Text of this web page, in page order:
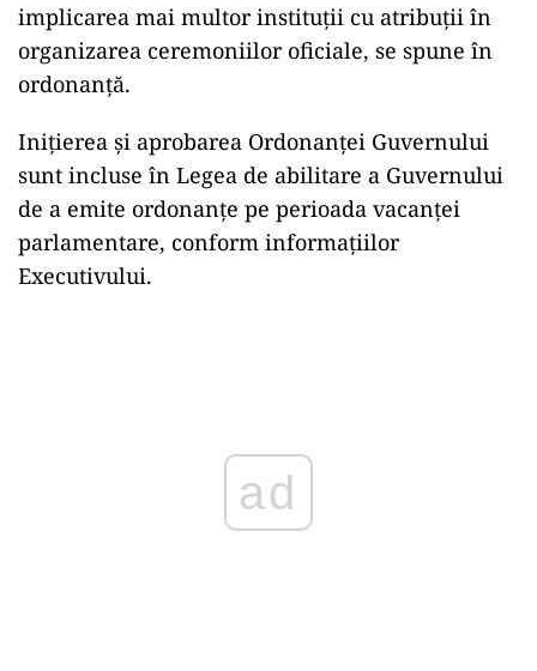
implicarea mai multor instituții cu atribuții în
organizarea ceremoniilor oficiale, se spune în
ordonanță.
Inițierea și aprobarea Ordonanței Guvernului
sunt incluse în Legea de abilitare a Guvernului
de a emite ordonanțe pe perioada vacanței
parlamentare, conform informațiilor
Executivului.